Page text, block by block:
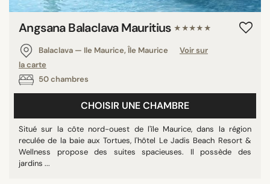
Angsana Balaclava Mauritius ★★★★★
Balaclava — Ile Maurice, Île Maurice
Voir sur
la carte
50 chambres
CHOISIR UNE CHAMBRE
Situé sur la côte nord-ouest de l'île Maurice, dans la région
reculée de la baie aux Tortues, l'hôtel Le Jadis Beach Resort &
Wellness propose des suites spacieuses. Il possède des
jardins ...